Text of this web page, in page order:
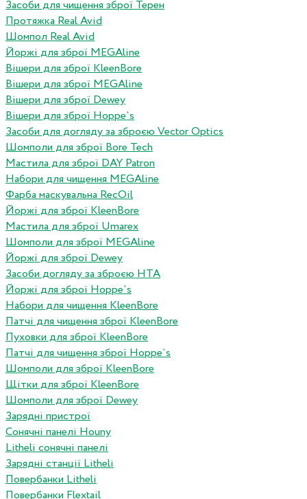
Засоби для чищення зброї Терен
Протяжка Real Avid
Шомпол Real Avid
Йоржі для зброї MEGAline
Вішери для зброї KleenBore
Вішери для зброї MEGAline
Вішери для зброї Dewey
Вішери для зброї Hoppe`s
Засоби для догляду за зброєю Vector Optics
Шомполи для зброї Bore Tech
Мастила для зброї DAY Patron
Набори для чищення MEGAline
Фарба маскувальна RecOil
Йоржі для зброї KleenBore
Мастила для зброї Umarex
Шомполи для зброї MEGAline
Йоржі для зброї Dewey
Засоби догляду за зброєю HTA
Йоржі для зброї Hoppe`s
Набори для чищення KleenBore
Патчі для чищення зброї KleenBore
Пуховки для зброї KleenBore
Патчі для чищення зброї Hoppe`s
Шомполи для зброї KleenBore
Щітки для зброї KleenBore
Шомполи для зброї Dewey
Зарядні пристрої
Сонячні панелі Houny
Litheli сонячні панелі
Зарядні станції Litheli
Повербанки Litheli
Повербанки Flextail